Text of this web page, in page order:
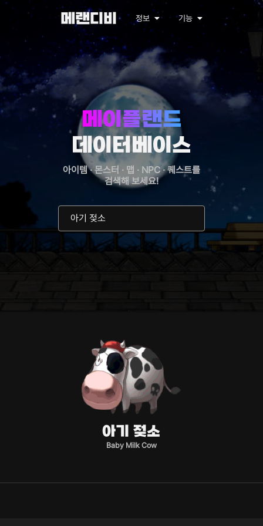
메랜디비 정보 기능
메이플랜드
데이터베이스
아이템 · 몬스터 · 맵 · NPC · 퀘스트를
검색해 보세요!
아기 젖소
Baby Milk Cow